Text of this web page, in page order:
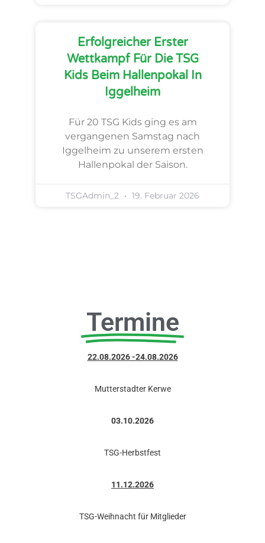
Erfolgreicher Erster
Wettkampf Für Die TSG
Kids Beim Hallenpokal In
Iggelheim
Für 20 TSG Kids ging es am
vergangenen Samstag nach
Iggelheim zu unserem ersten
Hallenpokal der Saison.
TSGAdmin_2 19. Februar 2026
Termine
22.08.2026 -24.08.2026
Mutterstadter Kerwe
03.10.2026
TSG-Herbstfest
11.12.2026
TSG-Weihnacht für Mitglieder